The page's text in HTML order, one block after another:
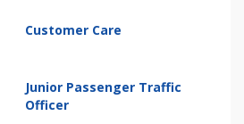
Customer Care
Junior Passenger Traffic
Officer